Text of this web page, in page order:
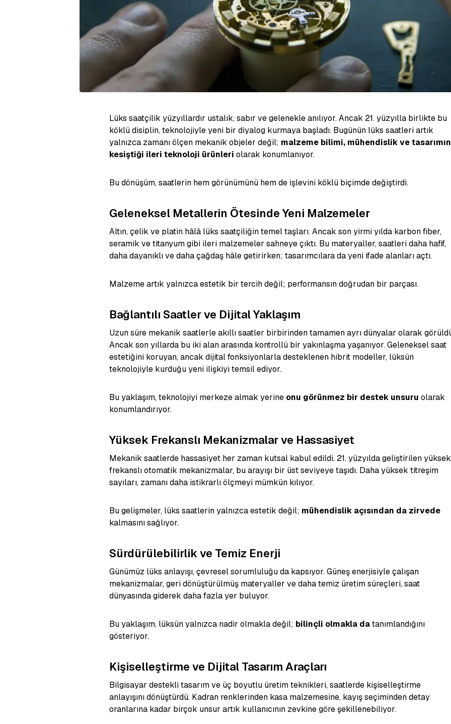
Lüks saatçilik yüzyıllardır ustalık, sabır ve gelenekle anılıyor. Ancak 21. yüzyılla birlikte bu
köklü disiplin, teknolojiyle yeni bir diyalog kurmaya başladı. Bugünün lüks saatleri artık
yalnızca zamanı ölçen mekanik objeler değil; malzeme bilimi, mühendislik ve tasarımın
kesiştiği ileri teknoloji ürünleri olarak konumlanıyor.
Bu dönüşüm, saatlerin hem görünümünü hem de işlevini köklü biçimde değiştirdi.
Geleneksel Metallerin Ötesinde Yeni Malzemeler
Altın, çelik ve platin hâlâ lüks saatçiliğin temel taşları. Ancak son yirmi yılda karbon fiber,
seramik ve titanyum gibi ileri malzemeler sahneye çıktı. Bu materyaller, saatleri daha hafif,
daha dayanıklı ve daha çağdaş hâle getirirken; tasarımcılara da yeni ifade alanları açtı.
Malzeme artık yalnızca estetik bir tercih değil; performansın doğrudan bir parçası.
Bağlantılı Saatler ve Dijital Yaklaşım
Uzun süre mekanik saatlerle akıllı saatler birbirinden tamamen ayrı dünyalar olarak
Ancak son yıllarda bu iki alan arasında kontrollü bir yakınlaşma yaşanıyor. Geleneksel saat
estetiğini koruyan, ancak dijital fonksiyonlarla desteklenen hibrit modeller, lüksün
teknolojiyle kurduğu yeni ilişkiyi temsil ediyor.
Bu yaklaşım, teknolojiyi merkeze almak yerine onu görünmez bir destek unsuru olarak
konumlandırıyor.
Yüksek Frekanslı Mekanizmalar ve Hassasiyet
Mekanik saatlerde hassasiyet her zaman kutsal kabul edildi. 21. yüzyılda geliştirilen yüksek
frekanslı otomatik mekanizmalar, bu arayışı bir üst seviyeye taşıdı. Daha yüksek titreşim
sayıları, zamanı daha istikrarlı ölçmeyi mümkün kılıyor.
Bu gelişmeler, lüks saatlerin yalnızca estetik değil; mühendislik açısından da zirvede
kalmasını sağlıyor.
Sürdürülebilirlik ve Temiz Enerji
Günümüz lüks anlayışı, çevresel sorumluluğu da kapsıyor. Güneş enerjisiyle çalışan
mekanizmalar, geri dönüştürülmüş materyaller ve daha temiz üretim süreçleri, saat
dünyasında giderek daha fazla yer buluyor.
Bu yaklaşım, lüksün yalnızca nadir olmakla değil; bilinçli olmakla datanımlandığını
gösteriyor.
Kişiselleştirme ve Dijital Tasarım Araçları
Bilgisayar destekli tasarım ve üç boyutlu üretim teknikleri, saatlerde kişiselleştirme
anlayışını dönüştürdü. Kadran renklerinden kasa malzemesine, kayış seçiminden detay
oranlarına kadar birçok unsur artık kullanıcının zevkine göre şekillenebiliyor.